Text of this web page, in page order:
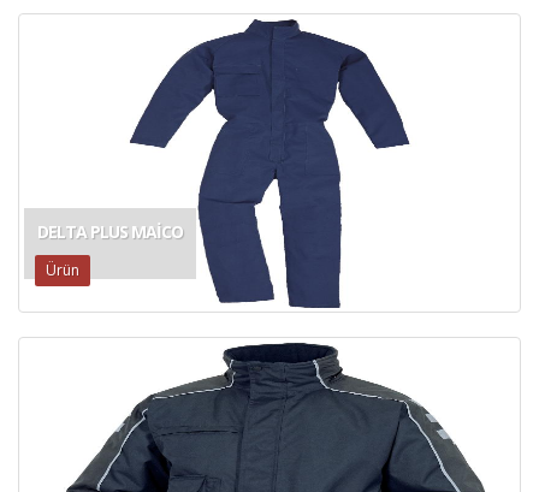
DELTA PLUS MAICO
Ürün